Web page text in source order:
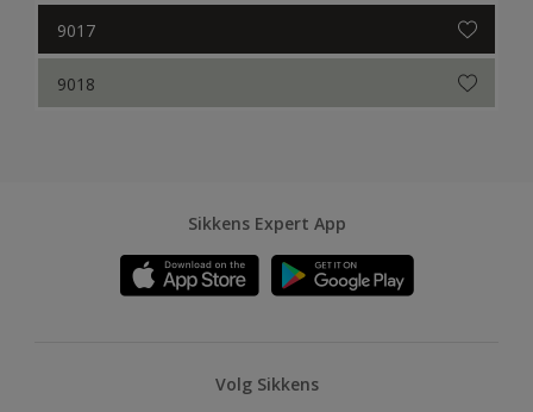
9017
9018
Sikkens Expert App
Volg Sikkens